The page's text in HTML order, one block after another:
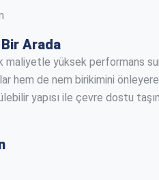
Arada
maliyetle yüksek performans
hem de nem birikimini
yapısı ile çevre dostu